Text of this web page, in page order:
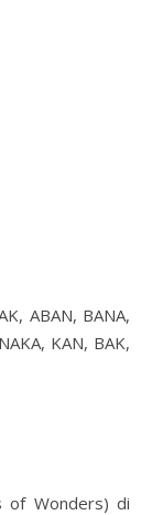
ABAN, BANA,
KAN, BAK,
of Wonders) di